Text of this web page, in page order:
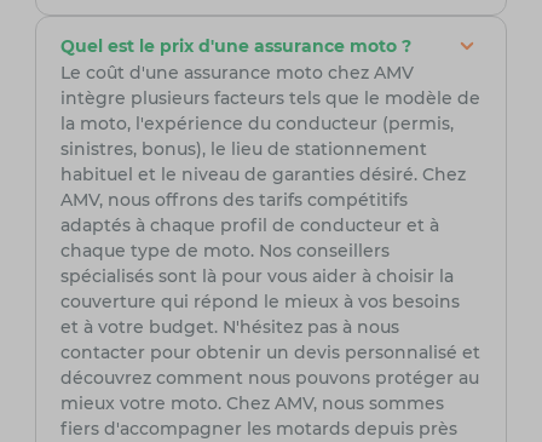
Quel est le prix d'une assurance moto ?
Le coût d'une assurance moto chez AMV
intègre plusieurs facteurs tels que le modèle de
la moto, l'expérience du conducteur (permis,
sinistres, bonus), le lieu de stationnement
habituel et le niveau de garanties désiré. Chez
AMV, nous offrons des tarifs compétitifs
adaptés à chaque profil de conducteur et à
chaque type de moto. Nos conseillers
spécialisés sont là pour vous aider à choisir la
couverture qui répond le mieux à vos besoins
et à votre budget. N'hésitez pas à nous
contacter pour obtenir un devis personnalisé et
découvrez comment nous pouvons protéger au
mieux votre moto. Chez AMV, nous sommes
fiers d'accompagner les motards depuis près